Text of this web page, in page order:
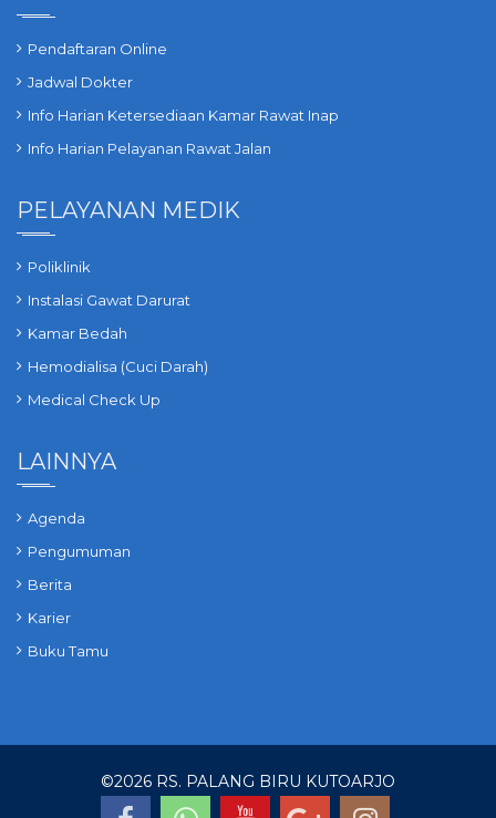
Pendaftaran Online
Jadwal Dokter
Info Harian Ketersediaan Kamar Rawat Inap
Info Harian Pelayanan Rawat Jalan
PELAYANAN MEDIK
Poliklinik
Instalasi Gawat Darurat
Kamar Bedah
Hemodialisa (Cuci Darah)
Medical Check Up
LAINNYA
Agenda
Pengumuman
Berita
Karier
Buku Tamu
©2026 RS. PALANG BIRU KUTOARJO